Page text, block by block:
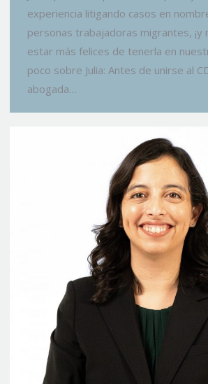
experiencia litigando casos en
personas trabajadoras migrantes, ¡y
estar más felices de tenerla en
poco sobre Julia: Antes de unirse al
abogada…